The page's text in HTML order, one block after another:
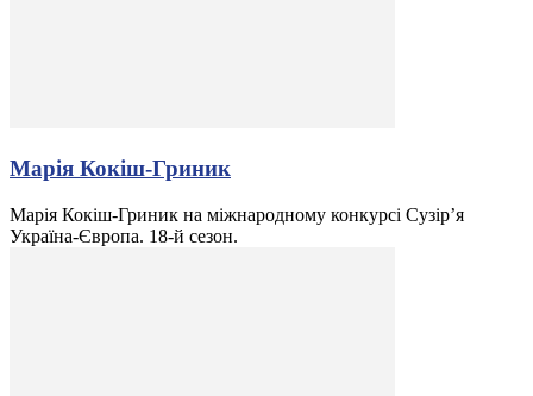
Марія Кокіш-Гриник
Марія Кокіш-Гриник на міжнародному конкурсі Сузір’я
Україна-Європа. 18-й сезон.